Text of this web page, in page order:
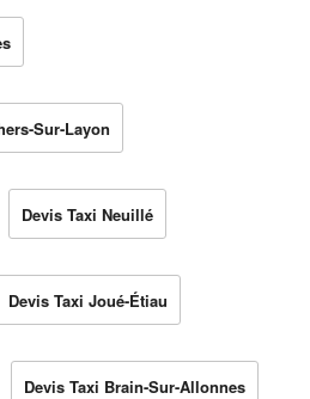
Sur-Layon
Devis Taxi Neuillé
Devis Taxi Joué-Étiau
Devis Taxi Brain-Sur-Allonnes